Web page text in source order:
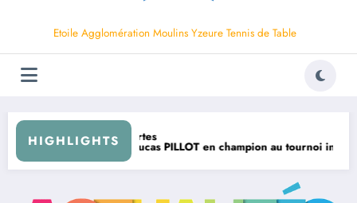
Etoile Agglomération Moulins Yzeure Tennis de Table
HIGHLIGHTS
en champion au tournoi international de MONTLUÇON !Journée des